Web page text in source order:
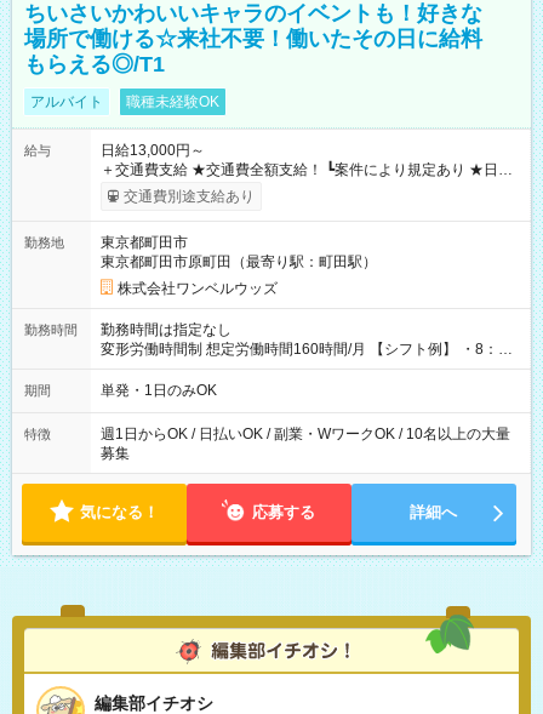
ちいさいかわいいキャラのイベントも！好きな
場所で働ける☆来社不要！働いたその日に給料
もらえる◎/T1
アルバイト 職種未経験OK
給与
日給13,000円～
＋交通費支給 ★交通費全額支給！ ┗案件により規定あり ★日払
いOK！（規定あり） ┗働いたその日に現金GET♪ お仕事後はコ
ンビニATMから 日払い分を引き落とせます！ 【試用期間】試
交通費別途支給あり
勤務地
東京都町田市
東京都町田市原町田（最寄り駅：町田駅）
株式会社ワンベルウッズ
勤務時間
勤務時間は指定なし
変形労働時間制 想定労働時間160時間/月 【シフト例】 ・8：00
～21：00
期間 単発・1日のみOK
特徴
週1日からOK / 日払いOK / 副業・WワークOK / 10名以上の大量
募集
気になる！ 応募する 詳細へ
編集部イチオシ